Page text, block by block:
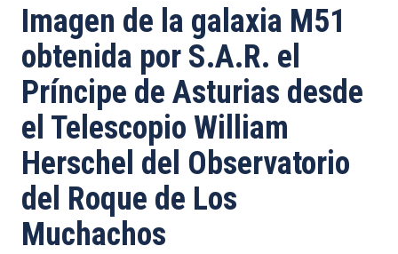
de
ayuda
a
la
navegación
Imagen de la galaxia M51
obtenida por S.A.R. el
Príncipe de Asturias desde
el Telescopio William
Herschel del Observatorio
del Roque de Los
Muchachos